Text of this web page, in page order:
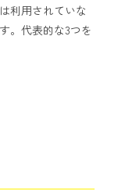
利用されていな
。代表的な3つを